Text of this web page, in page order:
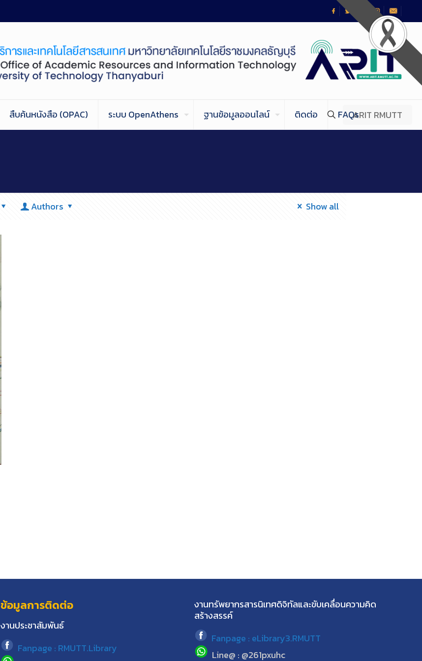
สืบค้นหนังสือ (OPAC) ระบบ OpenAthens ฐานข้อมูลออนไลน์ ติดต่อ FAQsARIT RMUTT
Authors Show all
ข้อมูลการติดต่อ
งานประชาสัมพันธ์
Fanpage : RMUTT.Library
งานทรัพยากรสารนิเทศดิจิทัลและขับเคลื่อนความคิด
สร้างสรรค์
Fanpage : eLibrary3.RMUTT
Line@ : @261pxuhc